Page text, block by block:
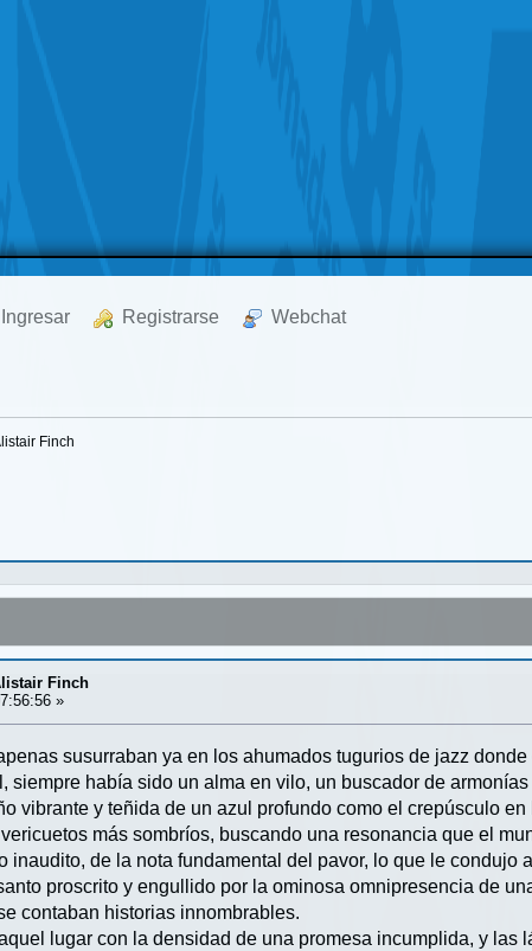
Ingresar Registrarse Webchat
Finch
Finch
»
susurraban ya en los ahumados tugurios de jazz
siempre había sido un alma en vilo, un buscador de
vibrante y teñida de un azul profundo como el crepúsculo
más sombríos, buscando una resonancia que el
inaudito, de la nota fundamental del pavor, lo que le condujo
proscrito y engullido por la ominosa omnipresencia de
contaban historias innombrables.
lugar con la densidad de una promesa incumplida, y las